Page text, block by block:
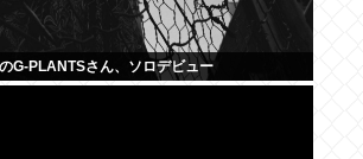
G-PLANTSさん、ソロデビュー